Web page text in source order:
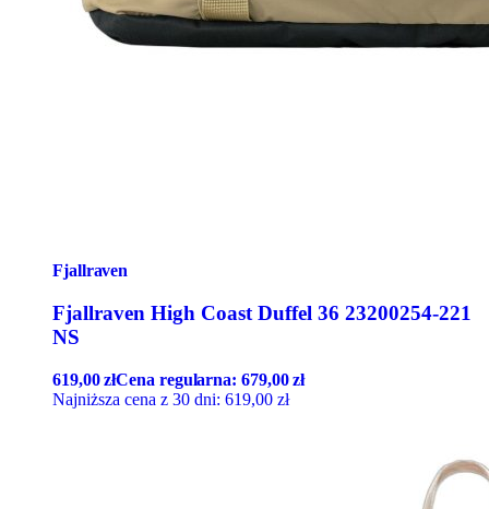
Fjallraven
Fjallraven High Coast Duffel 36 23200254-221
NS
619,00złCena regularna:679,00zł
Najniższa cena z 30 dni: 619,00 zł